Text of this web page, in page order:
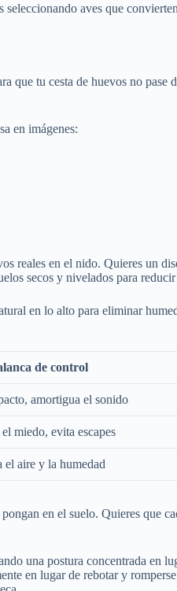
aves que
que tu cesta de huevos no pase
en imágenes:
reales en el nido. Quieres un
secos y nivelados para
en lo alto para eliminar
de control
amortigua el sonido
miedo, evita escapes
el aire y la humedad
en el suelo. Quieres que
una postura concentrada en
en lugar de rebotar y